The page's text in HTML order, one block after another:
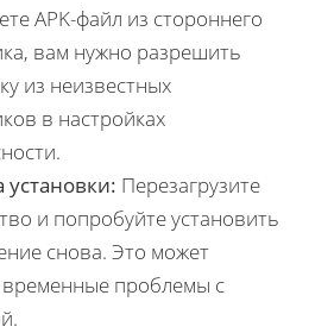
APK-файл из стороннего
вам нужно разрешить
из неизвестных
в настройках
Перезагрузите
и попробуйте установить
снова. Это может
проблемы с